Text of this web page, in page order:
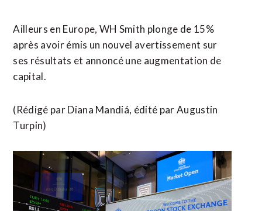
Ailleurs en Europe, WH Smith plonge de 15%
après avoir émis un nouvel avertissement sur
ses résultats ​et annoncé une augmentation de
capital.
(Rédigé par Diana ​Mandiá, édité par Augustin
Turpin)